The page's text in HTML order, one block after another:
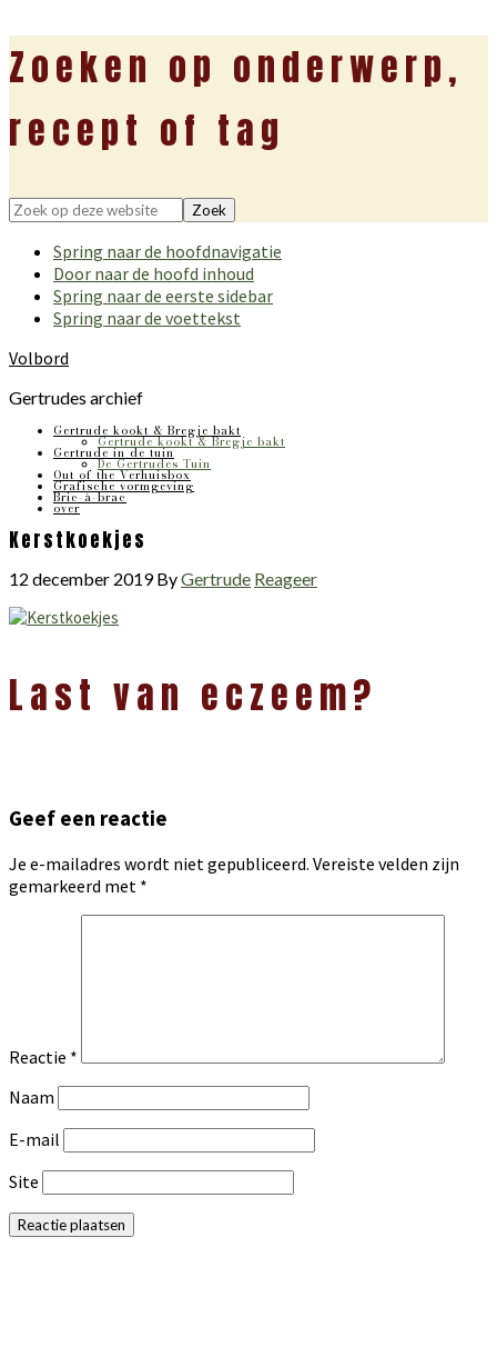
Zoeken op onderwerp,
recept of tag
Zoek
deze
website
Spring naar de hoofdnavigatie
Door naar de hoofd inhoud
Spring naar de eerste sidebar
Spring naar de voettekst
Volbord
Gertrudes archief
Gertrude kookt & Bregje bakt
Gertrude kookt & Bregje bakt
Gertrude in de tuin
De Gertrudes Tuin
Out of the Verhuisbox
Grafische vormgeving
Bric-à-brac
over
Kerstkoekjes
12 december 2019ByGertrude Reageer
Interacties
Last van eczeem?
Geef een reactie
Je e-mailadres wordt niet gepubliceerd. Vereiste velden zijn
gemarkeerd met *
Reactie *
Naam
E-mail
Site